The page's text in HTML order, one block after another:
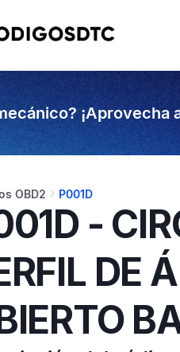
OBD2 P001D
-
DE